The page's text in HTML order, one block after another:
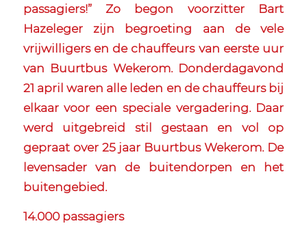
passagiers!” Zo begon voorzitter Bart
Hazeleger zijn begroeting aan de vele
vrijwilligers en de chauffeurs van eerste uur
van Buurtbus Wekerom. Donderdagavond
21 april waren alle leden en de chauffeurs bij
elkaar voor een speciale vergadering. Daar
werd uitgebreid stil gestaan en vol op
gepraat over 25 jaar Buurtbus Wekerom. De
levensader van de buitendorpen en het
buitengebied.
14.000 passagiers